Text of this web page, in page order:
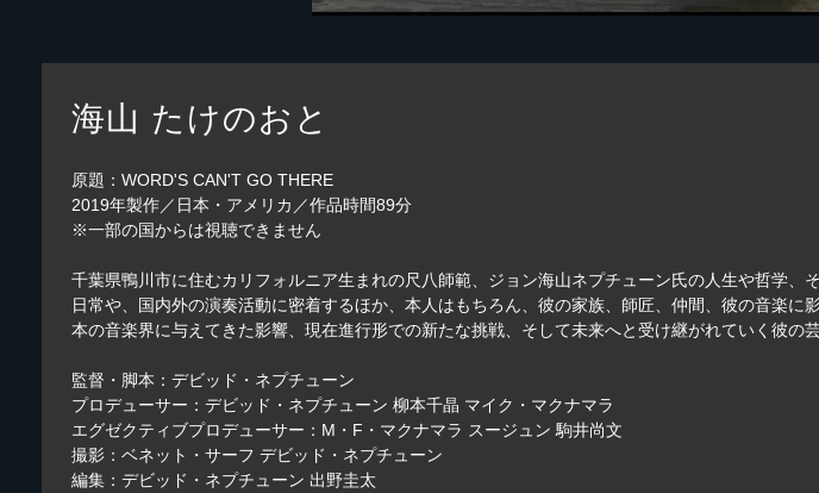
海山 たけのおと
原題：WORD'S CAN'T GO THERE
2019年製作／日本・アメリカ／作品時間89分
※一部の国からは視聴できません
千葉県鴨川市に住むカリフォルニア生まれの尺八師範、ジョン海山ネプチューン氏の人生や哲学
日常や、国内外の演奏活動に密着するほか、本人はもちろん、彼の家族、師匠、仲間、彼の音楽
本の音楽界に与えてきた影響、現在進行形での新たな挑戦、そして未来へと受け継がれていく彼の
監督・脚本：デビッド・ネプチューン
プロデューサー：デビッド・ネプチューン 柳本千晶 マイク・マクナマラ
エグゼクティブプロデューサー：M・F・マクナマラ スージュン 駒井尚文
撮影：ベネット・サーフ デビッド・ネプチューン
編集：デビッド・ネプチューン 出野圭太